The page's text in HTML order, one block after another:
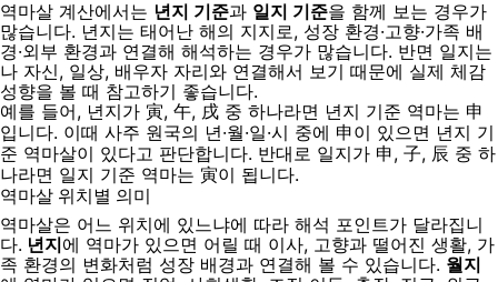
역마살 계산에서는 년지 기준과 일지 기준을 함께 보는 경우가
많습니다. 년지는 태어난 해의 지지로, 성장 환경·고향·가족 배
경·외부 환경과 연결해 해석하는 경우가 많습니다. 반면 일지는
나 자신, 일상, 배우자 자리와 연결해서 보기 때문에 실제 체감
성향을 볼 때 참고하기 좋습니다.
예를 들어, 년지가 寅, 午, 戌 중 하나라면 년지 기준 역마는 申
입니다. 이때 사주 원국의 년·월·일·시 중에 申이 있으면 년지 기
준 역마살이 있다고 판단합니다. 반대로 일지가 申, 子, 辰 중 하
나라면 일지 기준 역마는 寅이 됩니다.
역마살 위치별 의미
역마살은 어느 위치에 있느냐에 따라 해석 포인트가 달라집니
다. 년지에 역마가 있으면 어릴 때 이사, 고향과 떨어진 생활, 가
족 환경의 변화처럼 성장 배경과 연결해 볼 수 있습니다. 월지